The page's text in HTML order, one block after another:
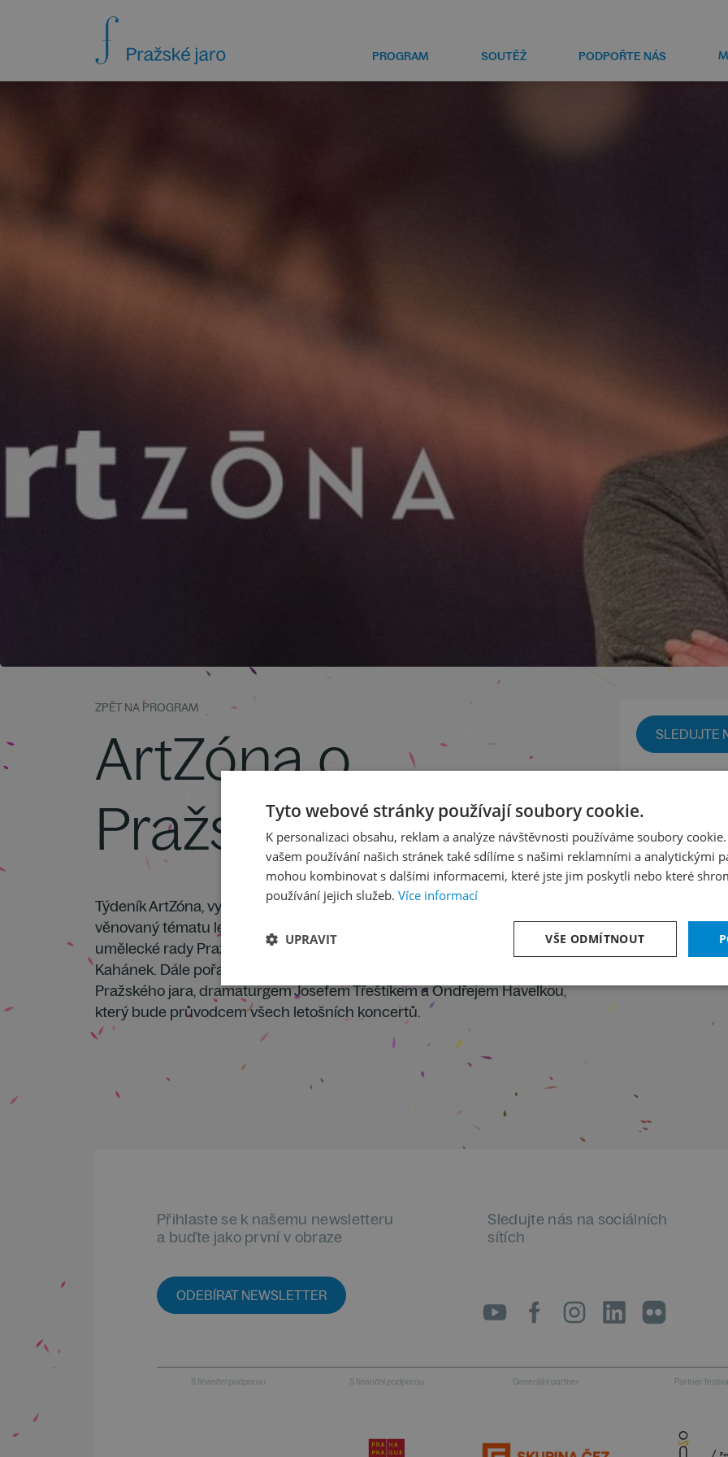
PROGRAM SOUTĚŽ PODPOŘTE NÁS
ZPĚT NA PROGRAM
ArtZóna o
Pražském jaru
Týdeník ArtZóna, vysílaný v den tradičního zahájení Pražského jara, bude
věnovaný tématu letošního festivalu. Hosty ve studiu budou členové
umělecké rady Pražského jara – dirigent Jakub Hrůša a klavírista Ivo
Kahánek. Dále pořad přinese rozhovory s Romanem Bělorem, ředitelem
Pražského jara, dramaturgem Josefem Třeštíkem a Ondřejem Havelkou,
který bude průvodcem všech letošních koncertů.
SLEDUJTE
Sobota
Přihlaste se k našemu newsletteru
a buďte jako první v obraze
ODEBÍRAT NEWSLETTER
Sledujte nás na sociálních
sítích
S finanční podporou S finanční podporou Generální partner Partner
Tyto webové stránky používají soubory cookie.
K personalizaci obsahu, reklam a analýze návštěvnosti používáme soubory
vašem používání našich stránek také sdílíme s našimi reklamními a analytickými
mohou kombinovat s dalšími informacemi, které jste jim poskytli nebo které
používání jejich služeb. Více informací
VŠE ODMÍTNOUT
UPRAVIT